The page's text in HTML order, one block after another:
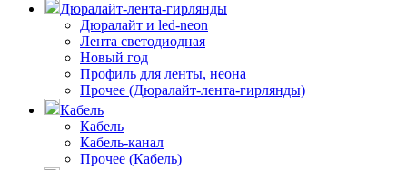
Дюралайт-лента-гирлянды
Дюралайт и led-neon
Лента светодиодная
Новый год
Профиль для ленты, неона
Прочее (Дюралайт-лента-гирлянды)
Кабель
Кабель
Кабель-канал
Прочее (Кабель)